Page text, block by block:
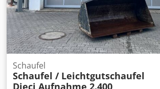
Schaufel
Schaufel / Leichtgutschaufel
Dieci Aufnahme 2.400